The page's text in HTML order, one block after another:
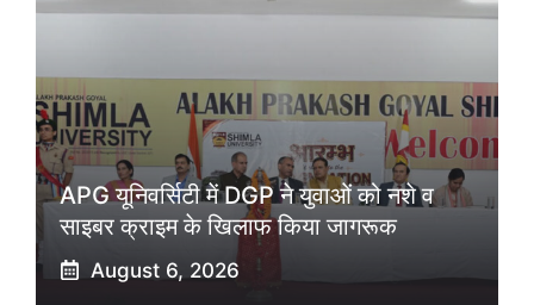
APG यूनिवर्सिटी में DGP ने युवाओं को नशे व
साइबर क्राइम के खिलाफ किया जागरूक
August 6, 2026